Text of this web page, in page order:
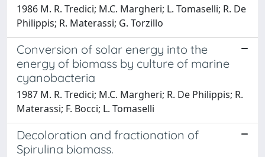
1986 M. R. Tredici; M.C. Margheri; L. Tomaselli; R. De
Philippis; R. Materassi; G. Torzillo
Conversion of solar energy into the
energy of biomass by culture of marine
cyanobacteria
1987 M. R. Tredici; M.C. Margheri; R. De Philippis; R.
Materassi; F. Bocci; L. Tomaselli
Decoloration and fractionation of
Spirulina biomass.